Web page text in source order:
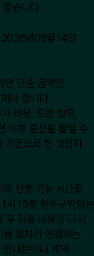
습니다.
2026년06월14일
면 단순 금액만
야 합니다.
비용, 포함 항목,
이후 혼선을 줄일 수
준으로 한 것인지
진행 가능 시간을
시15분 하수구막힘는
후 최종 내용을 다시
용 절차가 연결되는
내문이나 계약